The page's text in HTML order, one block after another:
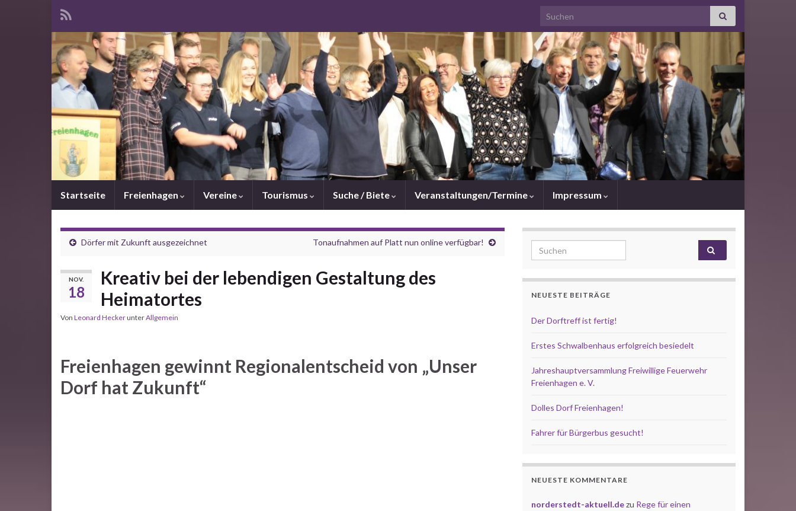
Search for:
Startseite Freienhagen Vereine Tourismus Suche / Biete Veranstaltungen/Termine Impressum
Dörfer mit Zukunft ausgezeichnet Tonaufnahmen auf Platt nun online verfügbar!
NOV.
18
Kreativ bei der lebendigen Gestaltung des
Heimatortes
Von Leonard HeckerunterAllgemein
Freienhagen gewinnt Regionalentscheid von „Unser
Dorf hat Zukunft“
Search for:
NEUESTE BEITRÄGE
Der Dorftreff ist fertig!
Erstes Schwalbenhaus erfolgreich besiedelt
Jahreshauptversammlung Freiwillige Feuerwehr
Freienhagen e. V.
Dolles Dorf Freienhagen!
Fahrer für Bürgerbus gesucht!
NEUESTE KOMMENTARE
norderstedt-aktuell.dezu Rege für einen